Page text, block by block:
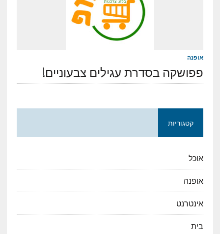
אופנה
פפושקה בסדרת עגילים צבעוניים!
קטגוריות
אוכל
אופנה
אינטרנט
בית